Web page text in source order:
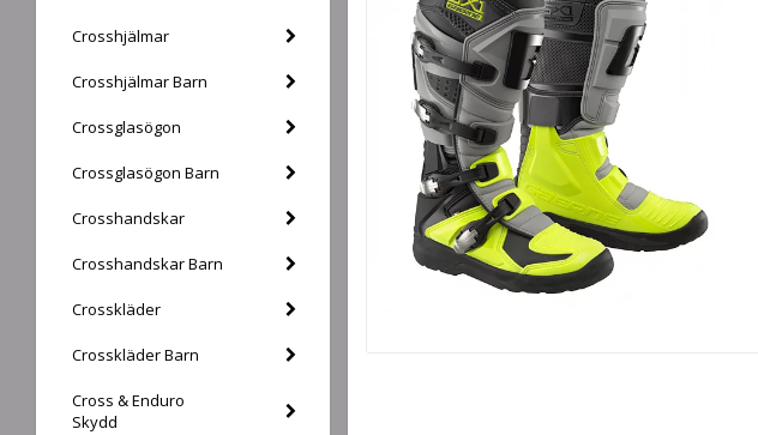
Crosshjälmar
Crosshjälmar Barn
Crossglasögon
Crossglasögon Barn
Crosshandskar
Crosshandskar Barn
Crosskläder
Crosskläder Barn
Cross & Enduro
Skydd